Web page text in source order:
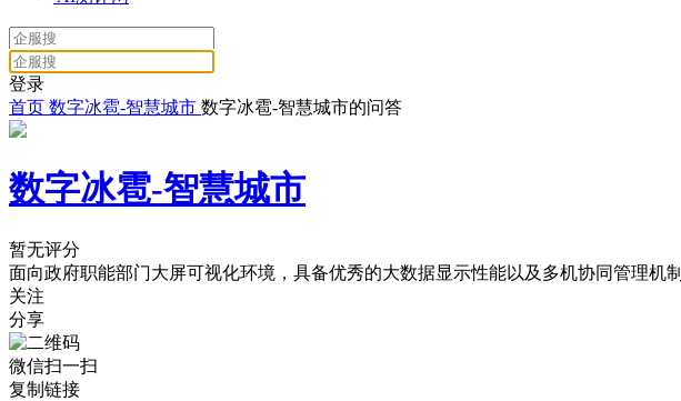
登录
首页 数字冰雹-智慧城市 数字冰雹-智慧城市的问答
数字冰雹-智慧城市
暂无评分
面向政府职能部门大屏可视化环境，具备优秀的大数据显示性能以及多机协同管理机制
关注
分享
微信扫一扫
复制链接